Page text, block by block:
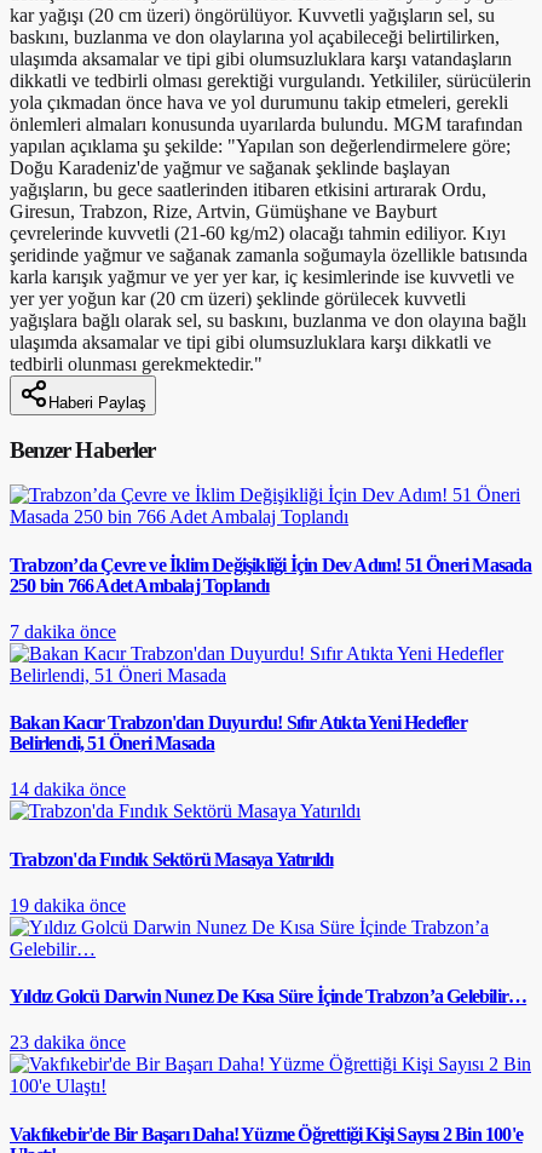
kar yağışı (20 cm üzeri) öngörülüyor. Kuvvetli yağışların sel, su
baskını, buzlanma ve don olaylarına yol açabileceği belirtilirken,
ulaşımda aksamalar ve tipi gibi olumsuzluklara karşı vatandaşların
dikkatli ve tedbirli olması gerektiği vurgulandı. Yetkililer, sürücülerin
yola çıkmadan önce hava ve yol durumunu takip etmeleri, gerekli
önlemleri almaları konusunda uyarılarda bulundu. MGM tarafından
yapılan açıklama şu şekilde: "Yapılan son değerlendirmelere göre;
Doğu Karadeniz'de yağmur ve sağanak şeklinde başlayan
yağışların, bu gece saatlerinden itibaren etkisini artırarak Ordu,
Giresun, Trabzon, Rize, Artvin, Gümüşhane ve Bayburt
çevrelerinde kuvvetli (21-60 kg/m2) olacağı tahmin ediliyor. Kıyı
şeridinde yağmur ve sağanak zamanla soğumayla özellikle batısında
karla karışık yağmur ve yer yer kar, iç kesimlerinde ise kuvvetli ve
yer yer yoğun kar (20 cm üzeri) şeklinde görülecek kuvvetli
yağışlara bağlı olarak sel, su baskını, buzlanma ve don olayına bağlı
ulaşımda aksamalar ve tipi gibi olumsuzluklara karşı dikkatli ve
tedbirli olunması gerekmektedir."
Haberi Paylaş
Benzer Haberler
Trabzon’da Çevre ve İklim Değişikliği İçin Dev Adım! 51 Öneri Masada
250 bin 766 Adet Ambalaj Toplandı
7 dakika önce
Bakan Kacır Trabzon'dan Duyurdu! Sıfır Atıkta Yeni Hedefler
Belirlendi, 51 Öneri Masada
14 dakika önce
Trabzon'da Fındık Sektörü Masaya Yatırıldı
19 dakika önce
Yıldız Golcü Darwin Nunez De Kısa Süre İçinde Trabzon’a Gelebilir…
23 dakika önce
Vakfıkebir'de Bir Başarı Daha! Yüzme Öğrettiği Kişi Sayısı 2 Bin 100'e